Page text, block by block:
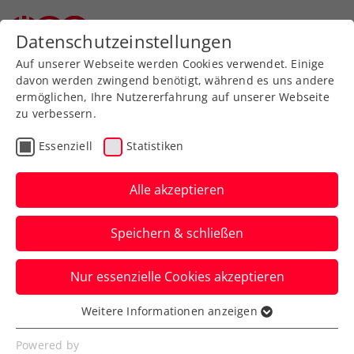
Zurück zur Newsübersicht
Turniere
Zischka ÖTV Seniors
Trophy powered by HEAD:
Letzter Aufruf für
Freistadt
Startet beim FFC Freistädter Freizeitclub in
Oberösterreich in die Freiluftsaison. Am
24. April ist Nennschluss.
Datenschutzeinstellungen
Auf unserer Webseite werden Cookies verwendet. Einige
davon werden zwingend benötigt, während es uns andere
ermöglichen, Ihre Nutzererfahrung auf unserer Webseite
zu verbessern.
Essenziell Statistiken
Alle akzeptieren
Speichern & schließen
Nur essenzielle Cookies akzeptieren
Essenziell
Essenzielle Cookies werden für grundlegende
Weitere Informationen anzeigen
Powered by